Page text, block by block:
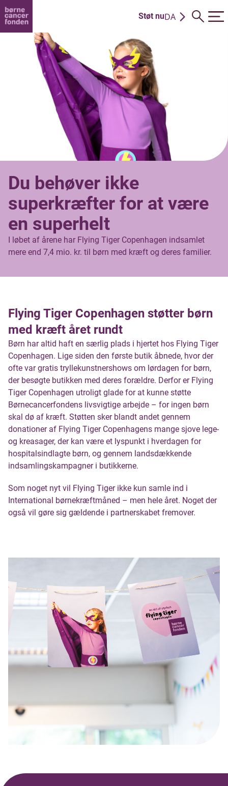
Støt nuDA
Du behøver ikke
superkræfter for at være
en superhelt
I løbet af årene har Flying Tiger Copenhagen indsamlet
mere end 7,4 mio. kr. til børn med kræft og deres familier.
Flying Tiger Copenhagen støtter børn
med kræft året rundt
Børn har altid haft en særlig plads i hjertet hos Flying Tiger
Copenhagen. Lige siden den første butik åbnede, hvor der
ofte var gratis tryllekunstnershows om lørdagen for børn,
der besøgte butikken med deres forældre. Derfor er Flying
Tiger Copenhagen utroligt glade for at kunne støtte
Børnecancerfondens livsvigtige arbejde – for ingen børn
skal dø af kræft. Støtten sker blandt andet gennem
donationer af Flying Tiger Copenhagens mange sjove lege-
og kreasager, der kan være et lyspunkt i hverdagen for
hospitalsindlagte børn, og gennem landsdækkende
indsamlingskampagner i butikkerne.
Som noget nyt vil Flying Tiger ikke kun samle ind i
International børnekræftmåned – men hele året. Noget der
også vil gøre sig gældende i partnerskabet fremover.